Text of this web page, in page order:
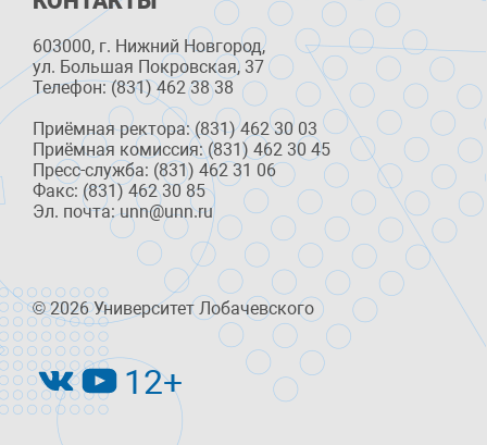
603000, г. Нижний Новгород,
ул. Большая Покровская, 37
Телефон: (831) 462 38 38
Приёмная ректора: (831) 462 30 03
Приёмная комиссия: (831) 462 30 45
Пресс-служба: (831) 462 31 06
Факс: (831) 462 30 85
Эл. почта: unn@unn.ru
© 2026 Университет Лобачевского
12+